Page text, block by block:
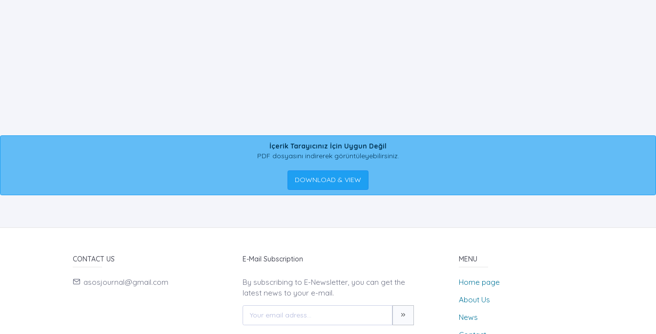
İçerik Tarayıcınız İçin Uygun Değil
PDF dosyasını indirerek görüntüleyebilirsiniz.
DOWNLOAD & VIEW
CONTACT US
asosjournal@gmail.com
E-Mail Subscription
By subscribing to E-Newsletter, you can get the
latest news to your e-mail.
MENU
Home page
About Us
News